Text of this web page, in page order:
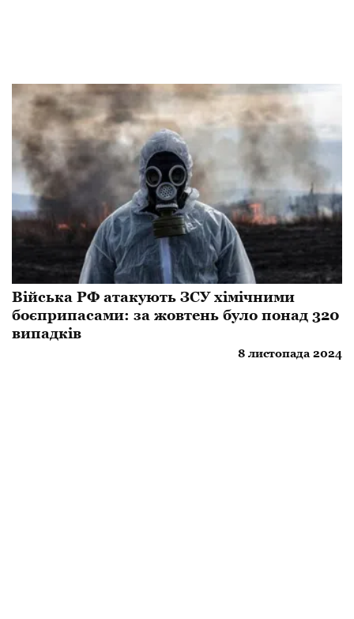
​Війська РФ атакують ЗСУ хімічними
боєприпасами: за жовтень було понад 320
випадків
8 листопада 2024